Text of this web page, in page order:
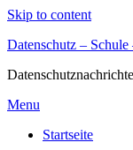
Skip to content
Datenschutz –
Menu
Startseite